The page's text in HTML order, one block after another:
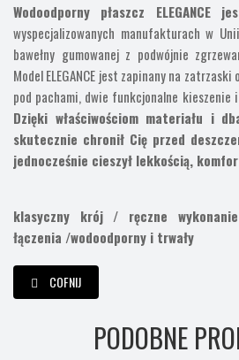
Wodoodporny płaszcz ELEGANCE
wyspecjalizowanych manufakturach w
bawełny gumowanej z podwójnie
Model ELEGANCE jest zapinany na
pod pachami, dwie funkcjonalne kieszenie
Dzięki właściwościom materiału i
skutecznie chronił Cię przed
jednocześnie cieszył lekkością,
klasyczny krój / ręczne
łączenia /wodoodporny i trwały
COFNIJ
PODOBNE